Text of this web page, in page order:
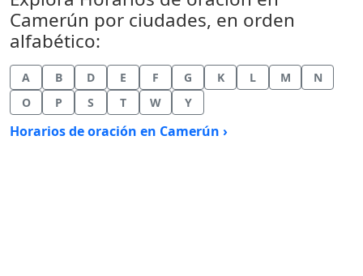
Camerún por ciudades, en orden
alfabético:
A B D E F G K L M
N
O
P S T W Y
Horarios de oración en Camerún ›